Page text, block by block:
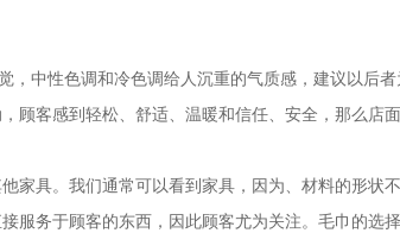
中性色调和冷色调给人沉重的气质感，建议以后
顾客感到轻松、舒适、温暖和信任、安全，那么店
家具。我们通常可以看到家具，因为、材料的形状
服务于顾客的东西，因此顾客尤为关注。毛巾的选